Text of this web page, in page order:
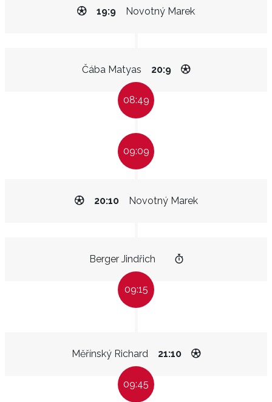
Novotný Marek
19:9
Čába Matyas 20:9
08:49
09:09
Novotný Marek
20:10
Berger Jindřich
09:15
Měřínský Richard 21:10
09:45